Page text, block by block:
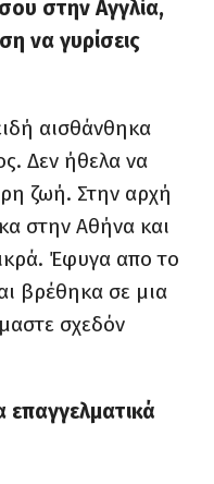
στην Αγγλία,
να γυρίσεις
αισθάνθηκα
Δεν ήθελα να
ζωή. Στην αρχή
στην Αθήνα και
Έφυγα απο το
βρέθηκα σε μια
σχεδόν